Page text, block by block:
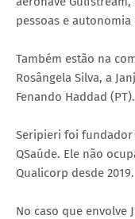
pessoas e
Também estão na
Rosângela Silva, a
Fenando Haddad (PT).
Seripieri foi fundador
QSaúde. Ele não
Qualicorp desde 2019.
No caso que envolve